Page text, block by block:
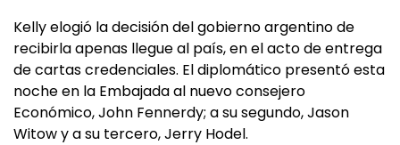
Kelly elogió la decisión del gobierno argentino de
recibirla apenas llegue al país, en el acto de entrega
de cartas credenciales. El diplomático presentó esta
noche en la Embajada al nuevo consejero
Económico, John Fennerdy; a su segundo, Jason
Witow y a su tercero, Jerry Hodel.